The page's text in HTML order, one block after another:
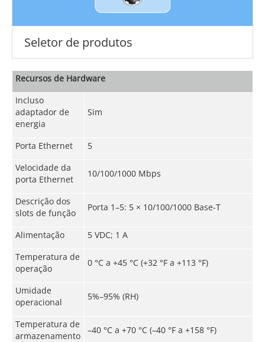
Seletor de produtos
Recursos de Hardware
Incluso
adaptador de
energia
Sim
Porta Ethernet
5
Velocidade da
porta Ethernet
10/100/1000 Mbps
Descrição dos
slots de função
Porta 1–5: 5 × 10/100/1000 Base-T
Alimentação
5 VDC; 1 A
Temperatura de
operação
0 °C a +45 °C (+32 °F a +113 °F)
Umidade
operacional
5%–95% (RH)
Temperatura de
armazenamento
–40 °C a +70 °C (–40 °F a +158 °F)